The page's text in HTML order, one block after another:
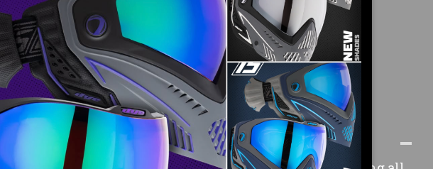
Aantal
IN WINKELWAGEN
Omschrijving